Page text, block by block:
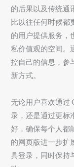
的后果以及传统通
比以往任何时候都
的用户提供服务，
私价值观的空间。
控自己的信息，参
新方式。
无论用户喜欢通过
录，还是通过更标
好，确保每个人都
的网页版进一步扩
具登录，同时保持